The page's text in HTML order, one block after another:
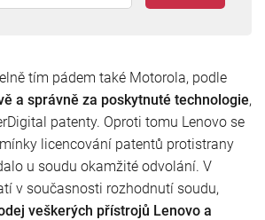
tím pádem také Motorola, podle
a správně za poskytnuté technologie,
patenty. Oproti tomu Lenovo se
licencování patentů protistrany
u soudu okamžité odvolání. V
v současnosti rozhodnutí soudu,
veškerých přístrojů Lenovo a